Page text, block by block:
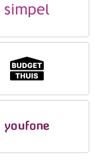
camera aan de
van functies zoals
vast met de
68W met Motorola
uit elke
12GB zonder